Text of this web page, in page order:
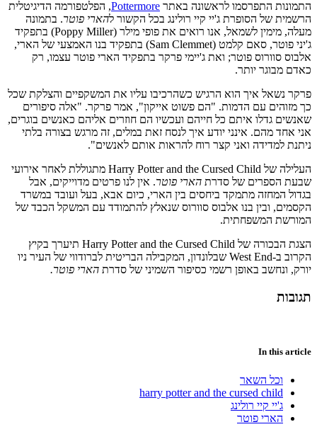
התמונות התפרסמו לראשונה באתר Pottermore, הפלטפורמה הדיגיטלית
הרשמית של הסופרת ג'יי קיי רולינג בכל הקשור להארי פוטר. בתמונה
מעלה, מימין לשמאל, אנו רואים את פופי מילר (Poppy Miller) בתפקיד
ג'יני פוטר, סאם קלמט (Sam Clemmet) בתפקיד בנו האמצעי של הארי,
אלבוס סוורוס פוטר; ואת ג'יימי פרקר בתפקיד הארי פוטר עצמו, רק
כאדם מבוגר יותר.
פרקר נשאל איך הוא הרגיש כשהרכיבו עליו את המשקפיים והצלקת שכל
כך מזוהים עם הדמות. "הם פשוט אייקון", אמר פרקר. "אלה סיפורים
שאנשים גדלו איתם כל חייהם ועכשיו הם חוזרים אליהם כאנשים בוגרים,
אני אחד מהם. אינני יודע איך לנסח זאת במלים, זה מרגש בצורה בלתי
ניתנת למדידה ואני קצר רוח להראות אותם לאנשים".
העלילה של Harry Potter and the Cursed Child מתגוללת לאחר אירועי
שבעת הספרים של סדרת הארי פוטר. אין לנו פרטים מדוייקים, אבל
בגדול המחזה מתמקד ביחסים בין הארי, כיום אבא, בעל ועובד במשרד
הקסמים, ובין בנו אלבוס סוורוס שנאלץ להתמודד עם המשקל הכבד של
המורשת המשפחתית.
הצגת הבכורה של Harry Potter and the Cursed Child תיערך בקיץ
הקרוב ב-West End שבלונדון, המקבילה הבריטית לברודווי של העיר ניו
יורק, ונחשב באופן רשמי כסיפור השמיני של סדרת הארי פוטר.
תגובות
In this article
וכל השאר
harry potter and the cursed child
ג'יי קיי רולינג
הארי פוטר